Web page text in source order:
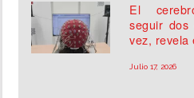
El
seguir dos
vez, revela
Julio 17, 2026